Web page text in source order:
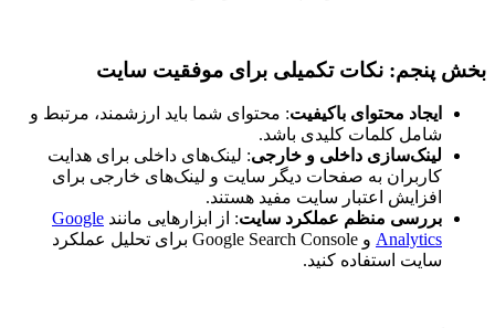
بخش پنجم: نکات تکمیلی برای موفقیت سایت
ایجاد محتوای باکیفیت: محتوای شما باید ارزشمند، مرتبط و
شامل کلمات کلیدی باشد.
لینک‌سازی داخلی و خارجی: لینک‌های داخلی برای هدایت
کاربران به صفحات دیگر سایت و لینک‌های خارجی برای
افزایش اعتبار سایت مفید هستند.
بررسی منظم عملکرد سایت: از ابزارهایی مانند Google
Analytics
و Google Search Console برای تحلیل عملکرد
سایت استفاده کنید.